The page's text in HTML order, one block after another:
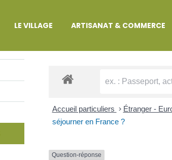
LE VILLAGE ARTISANAT & COMMERCE
DÉMARCHES
Accueil particuliers > Étranger -
séjourner en France ?
Question-réponse